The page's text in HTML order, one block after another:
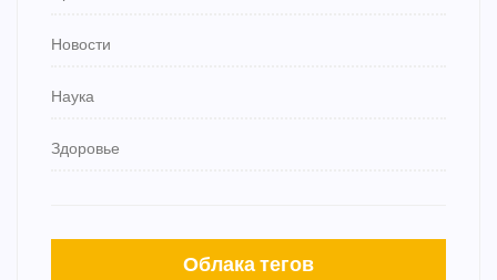
Новости
Наука
Здоровье
Облака тегов